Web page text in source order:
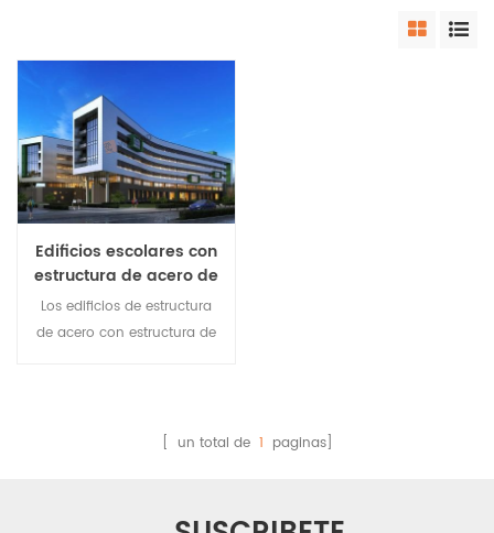
Edificios escolares con
estructura de acero de
gran resistencia
Los edificios de estructura
de acero con estructura de
una estructura portante. La
de vigas, columnas,
[ un total de 1 paginas]